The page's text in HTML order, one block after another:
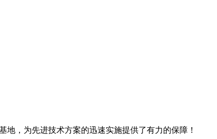
，为先进技术方案的迅速实施提供了有力的保障！